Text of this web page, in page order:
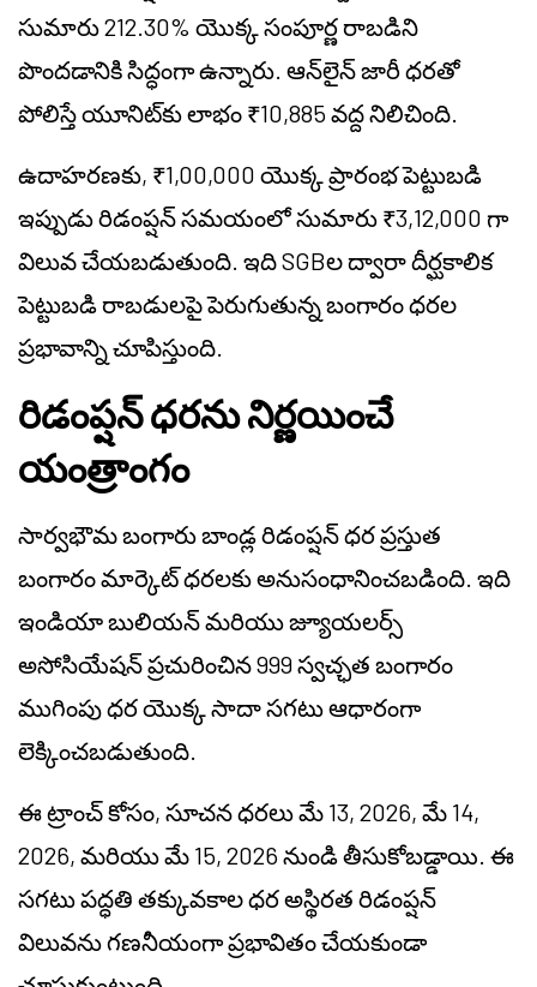
సుమారు 212.30% యొక్క సంపూర్ణ రాబడిని
పొందడానికి సిద్ధంగా ఉన్నారు. ఆన్‌లైన్ జారీ ధరతో
పోలిస్తే యూనిట్‌కు లాభం ₹10,885 వద్ద నిలిచింది.
ఉదాహరణకు, ₹1,00,000 యొక్క ప్రారంభ పెట్టుబడి
ఇప్పుడు రిడంప్షన్ సమయంలో సుమారు ₹3,12,000 గా
విలువ చేయబడుతుంది. ఇది SGBల ద్వారా దీర్ఘకాలిక
పెట్టుబడి రాబడులపై పెరుగుతున్న బంగారం ధరల
ప్రభావాన్ని చూపిస్తుంది.
రిడంప్షన్ ధరను నిర్ణయించే
యంత్రాంగం
సార్వభౌమ బంగారు బాండ్ల రిడంప్షన్ ధర ప్రస్తుత
బంగారం మార్కెట్ ధరలకు అనుసంధానించబడింది. ఇది
ఇండియా బులియన్ మరియు జ్యూయలర్స్
అసోసియేషన్ ప్రచురించిన 999 స్వచ్ఛత బంగారం
ముగింపు ధర యొక్క సాదా సగటు ఆధారంగా
లెక్కించబడుతుంది.
ఈ ట్రాంచ్ కోసం, సూచన ధరలు మే 13, 2026, మే 14,
2026, మరియు మే 15, 2026 నుండి తీసుకోబడ్డాయి. ఈ
సగటు పద్ధతి తక్కువకాల ధర అస్థిరత రిడంప్షన్
విలువను గణనీయంగా ప్రభావితం చేయకుండా